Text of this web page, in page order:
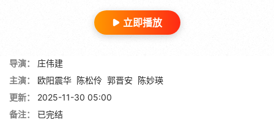
立即播放
导演：
庄伟建
主演：
欧阳震华 陈松伶 郭晋安
陈妙瑛
更新：
2025-11-30 05:00
备注：
已完结